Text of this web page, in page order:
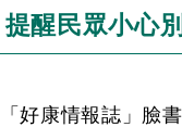
醒民眾小心
好康情報誌」臉